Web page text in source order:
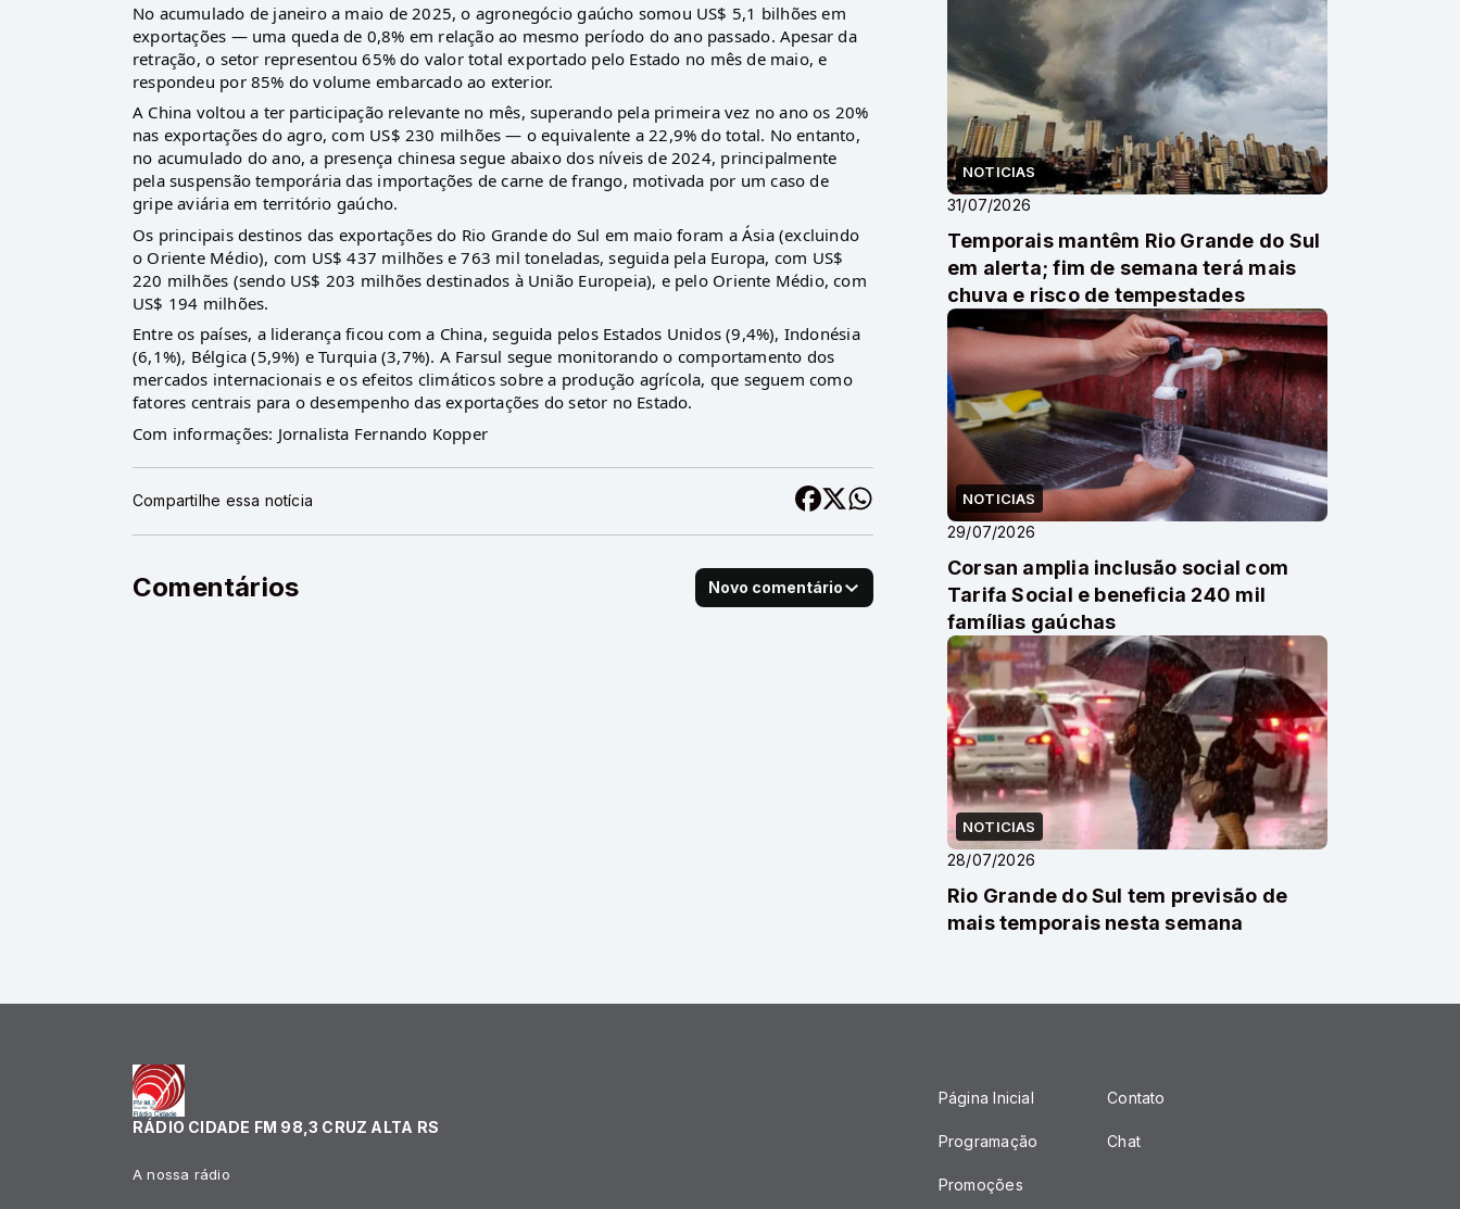
No acumulado de janeiro a maio de 2025, o agronegócio gaúcho somou US$ 5,1 bilhões em
exportações — uma queda de 0,8% em relação ao mesmo período do ano passado. Apesar da
retração, o setor representou 65% do valor total exportado pelo Estado no mês de maio, e
respondeu por 85% do volume embarcado ao exterior.
A China voltou a ter participação relevante no mês, superando pela primeira vez no ano os 20%
nas exportações do agro, com US$ 230 milhões — o equivalente a 22,9% do total. No entanto,
no acumulado do ano, a presença chinesa segue abaixo dos níveis de 2024, principalmente
pela suspensão temporária das importações de carne de frango, motivada por um caso de
gripe aviária em território gaúcho.
Os principais destinos das exportações do Rio Grande do Sul em maio foram a Ásia (excluindo
o Oriente Médio), com US$ 437 milhões e 763 mil toneladas, seguida pela Europa, com US$
220 milhões (sendo US$ 203 milhões destinados à União Europeia), e pelo Oriente Médio, com
US$ 194 milhões.
Entre os países, a liderança ficou com a China, seguida pelos Estados Unidos (9,4%), Indonésia
(6,1%), Bélgica (5,9%) e Turquia (3,7%). A Farsul segue monitorando o comportamento dos
mercados internacionais e os efeitos climáticos sobre a produção agrícola, que seguem como
fatores centrais para o desempenho das exportações do setor no Estado.
Com informações: Jornalista Fernando Kopper
Compartilhe essa notícia
Comentários Novo comentário
NOTICIAS
31/07/2026
Temporais mantêm Rio Grande do Sul
em alerta; fim de semana terá mais
chuva e risco de tempestades
NOTICIAS
29/07/2026
Corsan amplia inclusão social com
Tarifa Social e beneficia 240 mil
famílias gaúchas
NOTICIAS
28/07/2026
Rio Grande do Sul tem previsão de
mais temporais nesta semana
RÁDIO CIDADE FM 98,3 CRUZ ALTA RS
A nossa rádio
Página Inicial
Programação
Promoções
Contato
Chat